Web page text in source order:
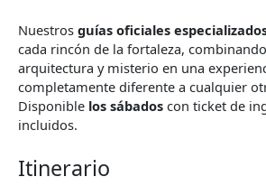
Nuestros guías oficiales
cada rincón de la fortaleza,
arquitectura y misterio en una
completamente diferente a cualquier
Disponible los sábados con ticket de
incluidos.
Itinerario